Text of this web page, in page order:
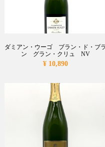
ダミアン・ウーゴ ブラン・ド・ブラ
ン グラン・クリュ NV
¥ 10,890